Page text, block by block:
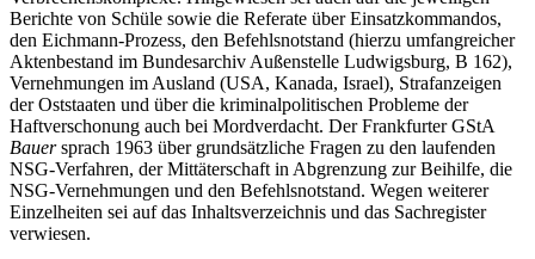
Verbrechenskomplexe. Hingewiesen sei auch auf die jeweiligen
Berichte von Schüle sowie die Referate über Einsatzkommandos,
den Eichmann-Prozess, den Befehlsnotstand (hierzu umfangreicher
Aktenbestand im Bundesarchiv Außenstelle Ludwigsburg, B 162),
Vernehmungen im Ausland (USA, Kanada, Israel), Strafanzeigen
der Oststaaten und über die kriminalpolitischen Probleme der
Haftverschonung auch bei Mordverdacht. Der Frankfurter GStA
Bauersprach 1963 über grundsätzliche Fragen zu den laufenden
NSG-Verfahren, der Mittäterschaft in Abgrenzung zur Beihilfe, die
NSG-Vernehmungen und den Befehlsnotstand. Wegen weiterer
Einzelheiten sei auf das Inhaltsverzeichnis und das Sachregister